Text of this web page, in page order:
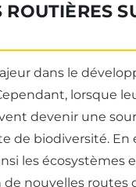
dans le
lorsque
devenir une
de biodiversité. En
les écosystèmes
nouvelles routes